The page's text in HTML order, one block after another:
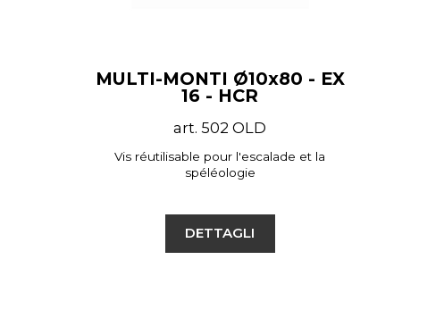
MULTI-MONTI Ø10x80 - EX
16 - HCR
art. 502 OLD
Vis réutilisable pour l'escalade et la
spéléologie
DETTAGLI